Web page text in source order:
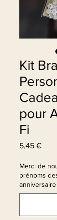
Kit
pour
Fi
5,45 €Prix
Merci de
prénoms
anniversaire